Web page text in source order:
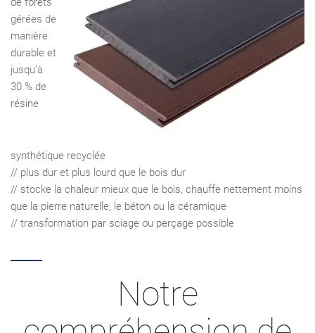
gérées de
manière
durable et
jusqu’à
30 % de
résine
synthétique recyclée
// plus dur et plus lourd que le bois dur
// stocke la chaleur mieux que le bois, chauffe nettement moins
que la pierre naturelle, le béton ou la céramique
// transformation par sciage ou perçage possible
Notre